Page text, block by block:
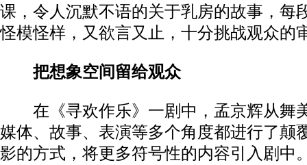
课，令人沉默不语的关于乳房的故事，每
怪模怪样，又欲言又止，十分挑战观众的
把想象空间留给观众
在《寻欢作乐》一剧中，孟京辉从舞
媒体、故事、表演等多个角度都进行了颠
影的方式，将更多符号性的内容引入剧中